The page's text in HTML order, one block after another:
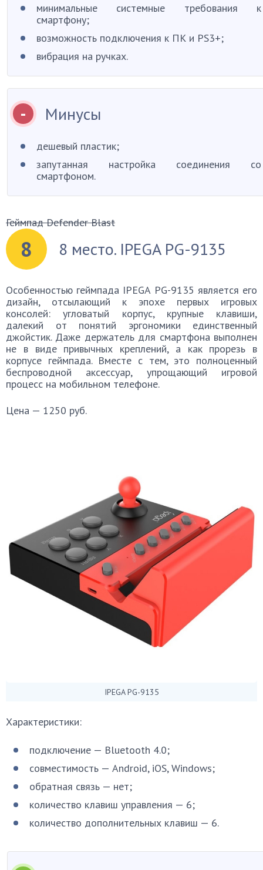
минимальные системные требования к
смартфону;
возможность подключения к ПК и PS3+;
вибрация на ручках.
Минусы
дешевый пластик;
запутанная настройка соединения со
смартфоном.
Геймпад Defender Blast
8 8 место. IPEGA PG-9135
Особенностью геймпада IPEGA PG-9135 является его
дизайн, отсылающий к эпохе первых игровых
консолей: угловатый корпус, крупные клавиши,
далекий от понятий эргономики единственный
джойстик. Даже держатель для смартфона выполнен
не в виде привычных креплений, а как прорезь в
корпусе геймпада. Вместе с тем, это полноценный
беспроводной аксессуар, упрощающий игровой
процесс на мобильном телефоне.
Цена — 1250 руб.
IPEGA PG-9135
Характеристики:
подключение — Bluetooth 4.0;
совместимость — Android, iOS, Windows;
обратная связь — нет;
количество клавиш управления — 6;
количество дополнительных клавиш — 6.